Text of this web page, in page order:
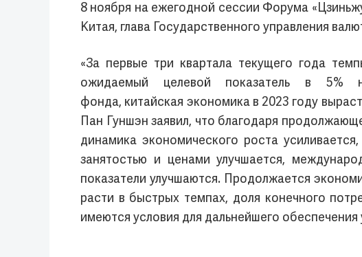
8 ноября на ежегодной сессии Форума
Китая, глава Государственного управления
«За первые три квартала текущего года
ожидаемый целевой показатель в 5%
фонда, китайская экономика в 2023 году
Пан Гуншэн заявил, что благодаря
динамика экономического роста
занятостью и ценами улучшается,
показатели улучшаются. Продолжается
расти в быстрых темпах, доля конечного
имеются условия для дальнейшего